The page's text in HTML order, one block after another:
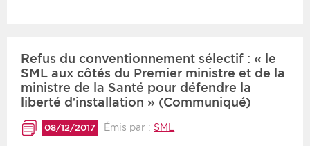
Refus du conventionnement sélectif : « le
SML aux côtés du Premier ministre et de la
ministre de la Santé pour défendre la
liberté d’installation » (Communiqué)
08/12/2017 Émis par : SML